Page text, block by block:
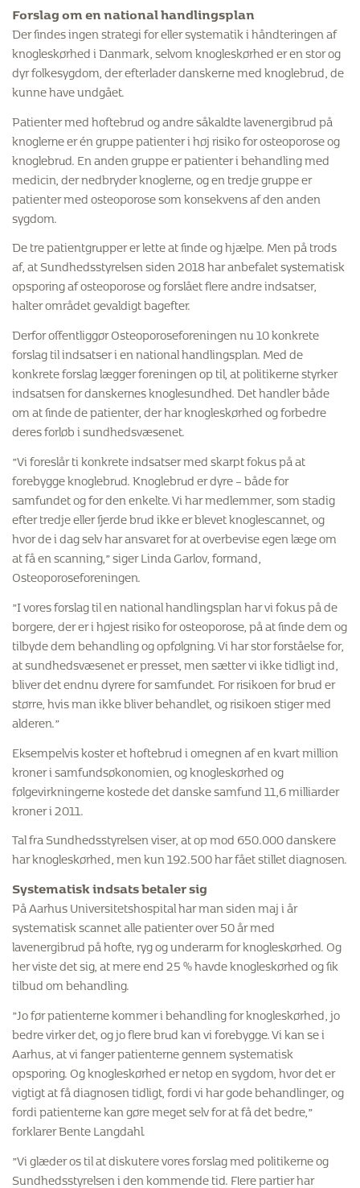
Forslag om en national handlingsplan
Der findes ingen strategi for eller systematik i håndteringen af
knogleskørhed i Danmark, selvom knogleskørhed er en stor og
dyr folkesygdom, der efterlader danskerne med knoglebrud, de
kunne have undgået.
Patienter med hoftebrud og andre såkaldte lavenergibrud på
knoglerne er én gruppe patienter i høj risiko for osteoporose og
knoglebrud. En anden gruppe er patienter i behandling med
medicin, der nedbryder knoglerne, og en tredje gruppe er
patienter med osteoporose som konsekvens af den anden
sygdom.
De tre patientgrupper er lette at finde og hjælpe. Men på trods
af, at Sundhedsstyrelsen siden 2018 har anbefalet systematisk
opsporing af osteoporose og forslået flere andre indsatser,
halter området gevaldigt bagefter.
Derfor offentliggør Osteoporoseforeningen nu 10 konkrete
forslag til indsatser i en national handlingsplan. Med de
konkrete forslag lægger foreningen op til, at politikerne styrker
indsatsen for danskernes knoglesundhed. Det handler både
om at finde de patienter, der har knogleskørhed og forbedre
deres forløb i sundhedsvæsenet.
”Vi foreslår ti konkrete indsatser med skarpt fokus på at
forebygge knoglebrud. Knoglebrud er dyre – både for
samfundet og for den enkelte. Vi har medlemmer, som stadig
efter tredje eller fjerde brud ikke er blevet knoglescannet, og
hvor de i dag selv har ansvaret for at overbevise egen læge om
at få en scanning,” siger Linda Garlov, formand,
Osteoporoseforeningen.
”I vores forslag til en national handlingsplan har vi fokus på de
borgere, der er i højest risiko for osteoporose, på at finde dem og
tilbyde dem behandling og opfølgning. Vi har stor forståelse for,
at sundhedsvæsenet er presset, men sætter vi ikke tidligt ind,
bliver det endnu dyrere for samfundet. For risikoen for brud er
større, hvis man ikke bliver behandlet, og risikoen stiger med
alderen.”
Eksempelvis koster et hoftebrud i omegnen af en kvart million
kroner i samfundsøkonomien, og knogleskørhed og
følgevirkningerne kostede det danske samfund 11,6 milliarder
kroner i 2011.
Tal fra Sundhedsstyrelsen viser, at op mod 650.000 danskere
har knogleskørhed, men kun 192.500 har fået stillet diagnosen.
Systematisk indsats betaler sig
På Aarhus Universitetshospital har man siden maj i år
systematisk scannet alle patienter over 50 år med
lavenergibrud på hofte, ryg og underarm for knogleskørhed. Og
her viste det sig, at mere end 25 % havde knogleskørhed og fik
tilbud om behandling.
”Jo før patienterne kommer i behandling for knogleskørhed, jo
bedre virker det, og jo flere brud kan vi forebygge. Vi kan se i
Aarhus, at vi fanger patienterne gennem systematisk
opsporing. Og knogleskørhed er netop en sygdom, hvor det er
vigtigt at få diagnosen tidligt, fordi vi har gode behandlinger, og
fordi patienterne kan gøre meget selv for at få det bedre,”
forklarer Bente Langdahl.
”Vi glæder os til at diskutere vores forslag med politikerne og
Sundhedsstyrelsen i den kommende tid. Flere partier har